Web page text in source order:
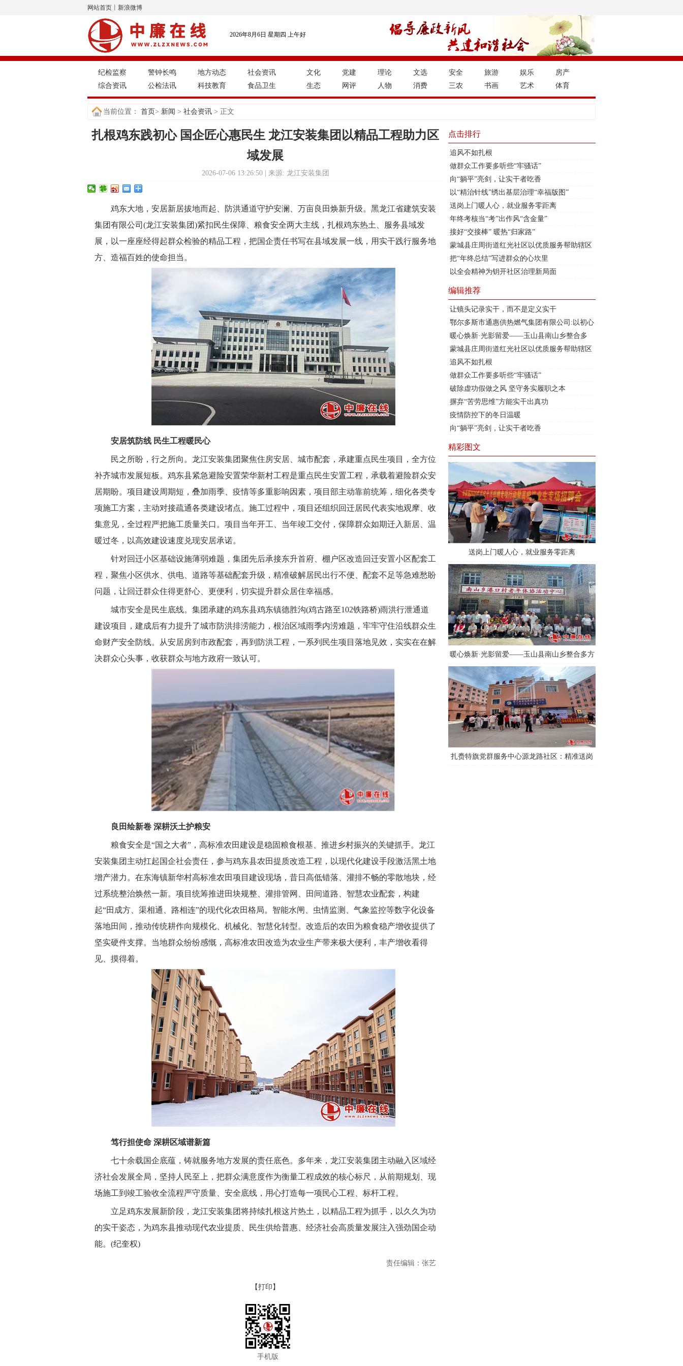
网站首页 新浪微博
2026年8月6日 星期四 上午好
纪检监察 警钟长鸣 地方动态
社会资讯
综合资讯
公检法讯 科技教育 食品卫生
文化 党建 理论 文选 安全 旅游 娱乐
房产
生态
网评 人物 消费 三农 书画 艺术 体育
当前位置： 首页> 新闻 > 社会资讯 > 正文
扎根鸡东践初心 国企匠心惠民生 龙江安装集团以精品工程助力区
域发展
2026-07-06 13:26:50 | 来源: 龙江安装集团
鸡东大地，安居新居拔地而起、防洪通道守护安澜、万亩良田焕新升级。黑龙江省建筑安装
集团有限公司(龙江安装集团)紧扣民生保障、粮食安全两大主线，扎根鸡东热土、服务县域发
展，以一座座经得起群众检验的精品工程，把国企责任书写在县域发展一线，用实干践行服务地
方、造福百姓的使命担当。
安居筑防线 民生工程暖民心
民之所盼，行之所向。龙江安装集团聚焦住房安居、城市配套，承建重点民生项目，全方位
补齐城市发展短板。鸡东县紧急避险安置荣华新村工程是重点民生安置工程，承载着避险群众安
居期盼。项目建设周期短，叠加雨季、疫情等多重影响因素，项目部主动靠前统筹，细化各类专
项施工方案，主动对接疏通各类建设堵点。施工过程中，项目还组织回迁居民代表实地观摩、收
集意见，全过程严把施工质量关口。项目当年开工、当年竣工交付，保障群众如期迁入新居、温
暖过冬，以高效建设速度兑现安居承诺。
针对回迁小区基础设施薄弱难题，集团先后承接东升首府、棚户区改造回迁安置小区配套工
程，聚焦小区供水、供电、道路等基础配套升级，精准破解居民出行不便、配套不足等急难愁盼
问题，让回迁群众住得更舒心、更便利，切实提升群众居住幸福感。
城市安全是民生底线。集团承建的鸡东县鸡东镇德胜沟(鸡古路至102铁路桥)雨洪行泄通道
建设项目，建成后有力提升了城市防洪排涝能力，根治区域雨季内涝难题，牢牢守住沿线群众生
命财产安全防线。从安居房到市政配套，再到防洪工程，一系列民生项目落地见效，实实在在解
决群众心头事，收获群众与地方政府一致认可。
良田绘新卷 深耕沃土护粮安
粮食安全是“国之大者”，高标准农田建设是稳固粮食根基、推进乡村振兴的关键抓手。龙江
安装集团主动扛起国企社会责任，参与鸡东县农田提质改造工程，以现代化建设手段激活黑土地
增产潜力。在东海镇新华村高标准农田项目建设现场，昔日高低错落、灌排不畅的零散地块，经
过系统整治焕然一新。项目统筹推进田块规整、灌排管网、田间道路、智慧农业配套，构建
起“田成方、渠相通、路相连”的现代化农田格局。智能水闸、虫情监测、气象监控等数字化设备
落地田间，推动传统耕作向规模化、机械化、智慧化转型。改造后的农田为粮食稳产增收提供了
坚实硬件支撑。当地群众纷纷感慨，高标准农田改造为农业生产带来极大便利，丰产增收看得
见、摸得着。
笃行担使命 深耕区域谱新篇
七十余载国企底蕴，铸就服务地方发展的责任底色。多年来，龙江安装集团主动融入区域经
济社会发展全局，坚持人民至上，把群众满意度作为衡量工程成效的核心标尺，从前期规划、现
场施工到竣工验收全流程严守质量、安全底线，用心打造每一项民心工程、标杆工程。
立足鸡东发展新阶段，龙江安装集团将持续扎根这片热土，以精品工程为抓手，以久久为功
的实干姿态，为鸡东县推动现代农业提质、民生供给普惠、经济社会高质量发展注入强劲国企动
能。(纪奎权)
责任编辑：张艺
【打印】
手机版
点击排行
追风不如扎根
做群众工作要多听些“牢骚话”
向“躺平”亮剑，让实干者吃香
以“精治针线”绣出基层治理“幸福版图”
送岗上门暖人心，就业服务零距离
年终考核当“考”出作风“含金量”
接好“交接棒” 暖热“归家路”
蒙城县庄周街道红光社区以优质服务帮助辖区
企业
把“年终总结”写进群众的心坎里
以全会精神为钥开社区治理新局面
编辑推荐
让镜头记录实干，而不是定义实干
鄂尔多斯市通惠供热燃气集团有限公司:以初心
铸信仰 以温度护民生
暖心焕新·光影留爱——玉山县南山乡整合多
方资源，用心守护“一老一小”幸福时光
蒙城县庄周街道红光社区以优质服务帮助辖区
企业
追风不如扎根
做群众工作要多听些“牢骚话”
破除虚功假做之风 坚守务实履职之本
摒弃“苦劳思维”方能实干出真功
疫情防控下的冬日温暖
向“躺平”亮剑，让实干者吃香
精彩图文
送岗上门暖人心，就业服务零距离
暖心焕新·光影留爱——玉山县南山乡整合多方
资源，用心守护“一老一小”幸福时光
扎赉特旗党群服务中心源龙路社区：精准送岗